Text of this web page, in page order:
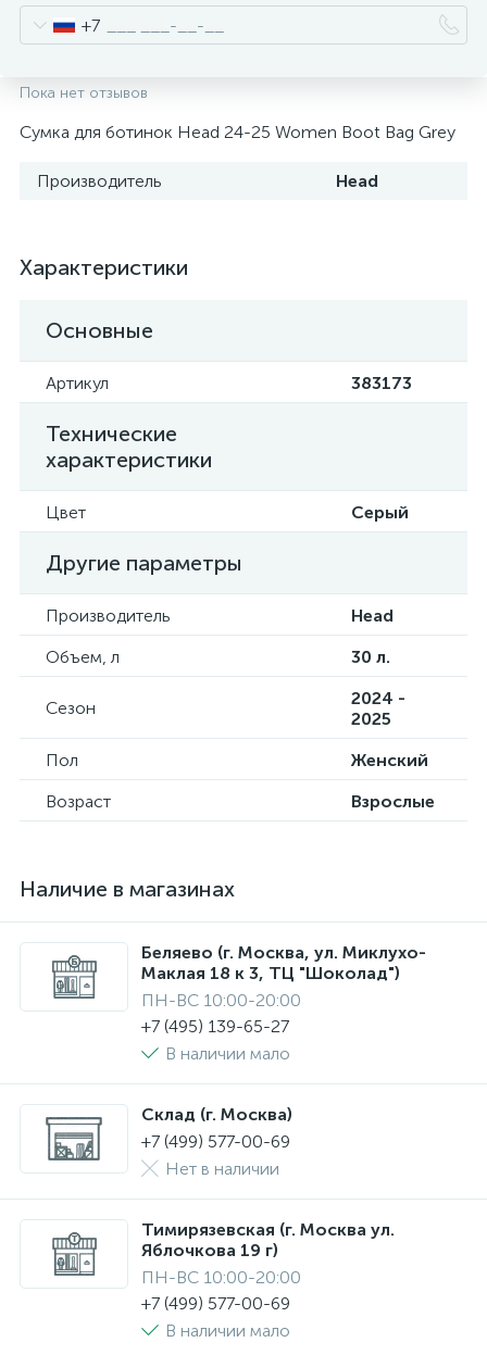
+7
Пока нет отзывов
Сумка для ботинок Head 24-25 Women Boot Bag Grey
Производитель Head
Характеристики
Основные
Артикул 383173
Технические
характеристики
Цвет Серый
Другие параметры
Производитель
Head
Объем, л
30 л.
Сезон
2024 -
2025
Пол
Женский
Возраст
Взрослые
Наличие в магазинах
Беляево (г. Москва, ул. Миклухо-
Маклая 18 к 3, ТЦ "Шоколад")
ПН-ВС 10:00-20:00
+7 (495) 139-65-27
В наличии мало
Склад (г. Москва)
+7 (499) 577-00-69
Нет в наличии
Тимирязевская (г. Москва ул.
Яблочкова 19 г)
ПН-ВС 10:00-20:00
+7 (499) 577-00-69
В наличии мало